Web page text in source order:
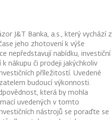
J&T Banka, a.s., který vychází z
jeho zhotovení k výše
nepředstavují nabídku, investiční
nákupu či prodeji jakýchkoliv
příležitostí. Uvedené
budoucí výkonnosti.
která by mohla
uvedených v tomto
nástrojů se poraďte se